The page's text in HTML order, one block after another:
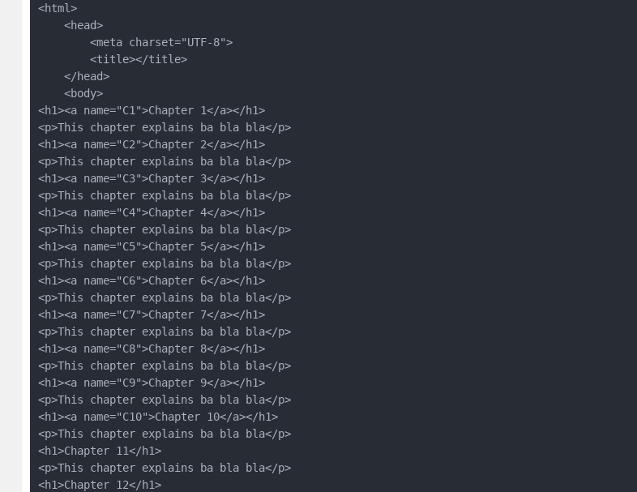
<html>
    <head>
        <meta charset="UTF-8">
        <title></title>
    </head>
    <body>
<h1><a name="C1">Chapter 1</a></h1>
<p>This chapter explains ba bla bla</p>
<h1><a name="C2">Chapter 2</a></h1>
<p>This chapter explains ba bla bla</p>
<h1><a name="C3">Chapter 3</a></h1>
<p>This chapter explains ba bla bla</p>
<h1><a name="C4">Chapter 4</a></h1>
<p>This chapter explains ba bla bla</p>
<h1><a name="C5">Chapter 5</a></h1>
<p>This chapter explains ba bla bla</p>
<h1><a name="C6">Chapter 6</a></h1>
<p>This chapter explains ba bla bla</p>
<h1><a name="C7">Chapter 7</a></h1>
<p>This chapter explains ba bla bla</p>
<h1><a name="C8">Chapter 8</a></h1>
<p>This chapter explains ba bla bla</p>
<h1><a name="C9">Chapter 9</a></h1>
<p>This chapter explains ba bla bla</p>
<h1><a name="C10">Chapter 10</a></h1>
<p>This chapter explains ba bla bla</p>
<h1>Chapter 11</h1>
<p>This chapter explains ba bla bla</p>
<h1>Chapter 12</h1>